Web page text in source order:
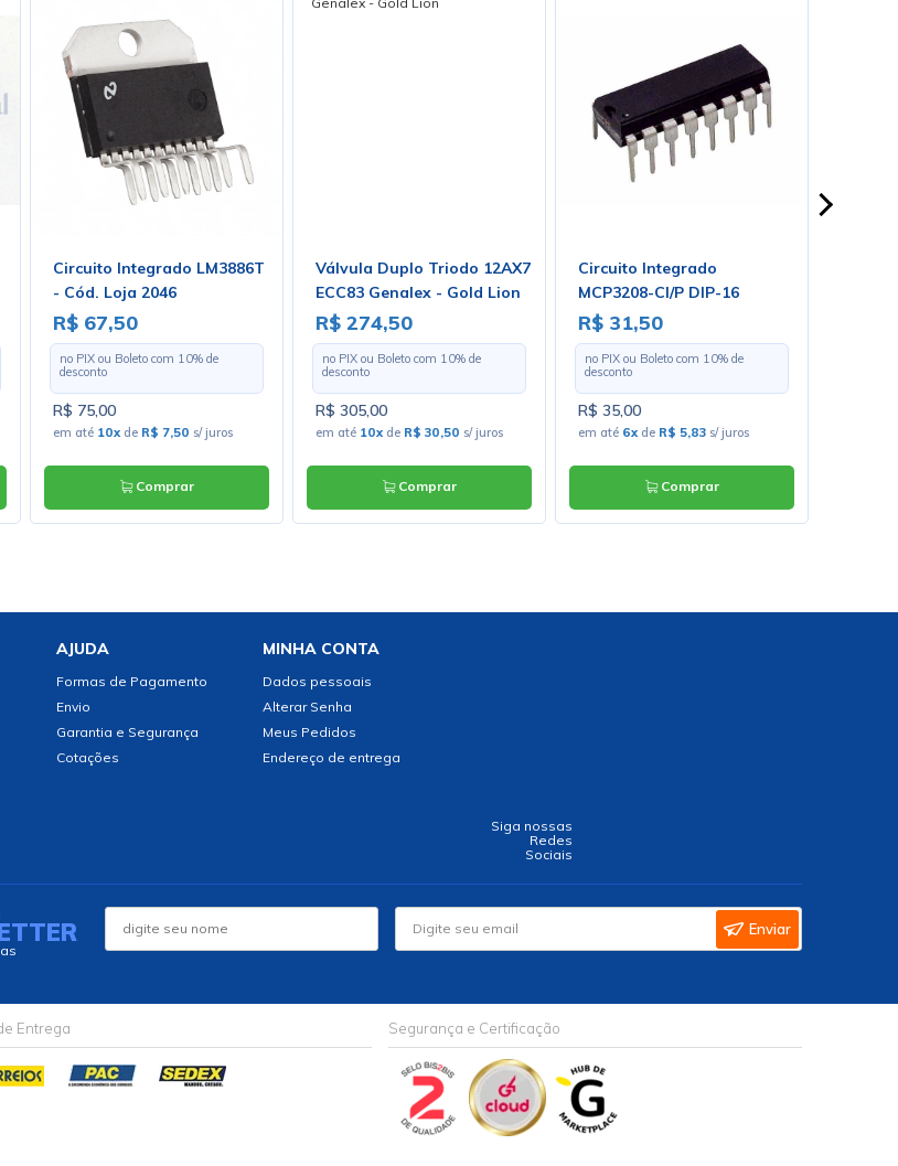
Circuito Integrado LM3886T
- Cód. Loja 2046
R$ 67,50
no PIX ou Boleto com 10% de
desconto
R$ 75,00
em até 10xde R$ 7,50 s/ juros
Comprar
Válvula Duplo Triodo 12AX7
ECC83 Genalex - Gold Lion
R$ 274,50
no PIX ou Boleto com 10% de
desconto
R$ 305,00
em até 10xde R$ 30,50 s/ juros
Comprar
Circuito Integrado
MCP3208-CI/P DIP-16
R$ 31,50
no PIX ou Boleto com 10% de
desconto
R$ 35,00
em até 6xde R$ 5,83s/ juros
Comprar
AJUDA
Formas de Pagamento
Envio
Garantia e Segurança
Cotações
MINHA CONTA
Dados pessoais
Alterar Senha
Meus Pedidos
Endereço de entrega
Siga nossas
Redes
Sociais
Enviar
Entrega Segurança e Certificação